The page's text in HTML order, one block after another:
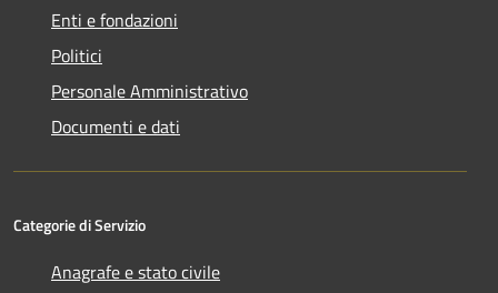
Enti e fondazioni
Politici
Personale Amministrativo
Documenti e dati
Categorie di Servizio
Anagrafe e stato civile